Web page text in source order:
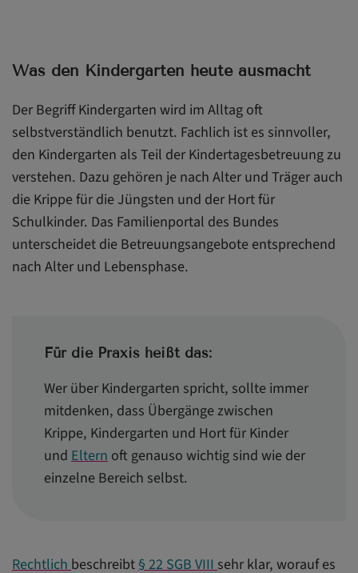
Was den Kindergarten heute ausmacht
Der Begriff Kindergarten wird im Alltag oft
selbstverständlich benutzt. Fachlich ist es sinnvoller,
den Kindergarten als Teil der Kindertagesbetreuung zu
verstehen. Dazu gehören je nach Alter und Träger auch
die Krippe für die Jüngsten und der Hort für
Schulkinder. Das Familienportal des Bundes
unterscheidet die Betreuungsangebote entsprechend
nach Alter und Lebensphase.
Für die Praxis heißt das:
Wer über Kindergarten spricht, sollte immer
mitdenken, dass Übergänge zwischen
Krippe, Kindergarten und Hort für Kinder
undElternoft genauso wichtig sind wie der
einzelne Bereich selbst.
Rechtlichbeschreibt§ 22 SGB VIIIsehr klar, worauf es